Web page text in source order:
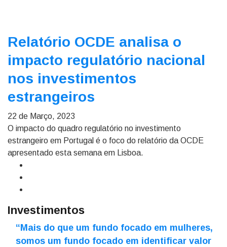
Relatório OCDE analisa o
impacto regulatório nacional
nos investimentos
estrangeiros
22 de Março, 2023
O impacto do quadro regulatório no investimento
estrangeiro em Portugal é o foco do relatório da OCDE
apresentado esta semana em Lisboa.
Investimentos
“Mais do que um fundo focado em mulheres,
somos um fundo focado em identificar valor